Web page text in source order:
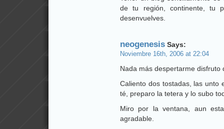
de tu región, continente, tu
desenvuelves.
neogenesis Says:
Noviembre 16th, 2006 at 22:04
Nada más despertarme
Caliento dos tostadas, las unto
té, preparo la tetera y lo subo
Miro por la ventana, aun
agradable.